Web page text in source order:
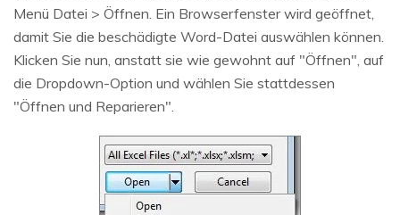
Menü Datei > Öffnen. Ein Browserfenster wird geöffnet,
damit Sie die beschädigte Word-Datei auswählen können.
Klicken Sie nun, anstatt sie wie gewohnt auf "Öffnen", auf
die Dropdown-Option und wählen Sie stattdessen
"Öffnen und Reparieren".